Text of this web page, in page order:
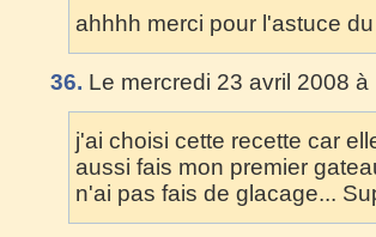
ahhhh merci pour l'astuce
36. Le mercredi 23 avril 2008
j'ai choisi cette recette car
aussi fais mon premier
n'ai pas fais de glacage...